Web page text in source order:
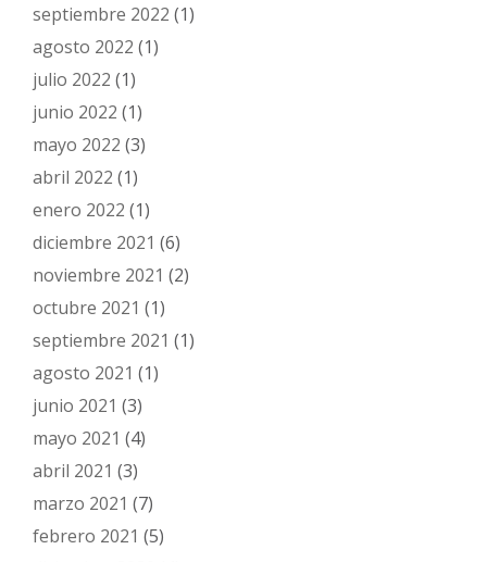
septiembre 2022 (1)
agosto 2022 (1)
julio 2022 (1)
junio 2022 (1)
mayo 2022 (3)
abril 2022 (1)
enero 2022 (1)
diciembre 2021 (6)
noviembre 2021 (2)
octubre 2021 (1)
septiembre 2021 (1)
agosto 2021 (1)
junio 2021 (3)
mayo 2021 (4)
abril 2021 (3)
marzo 2021 (7)
febrero 2021 (5)